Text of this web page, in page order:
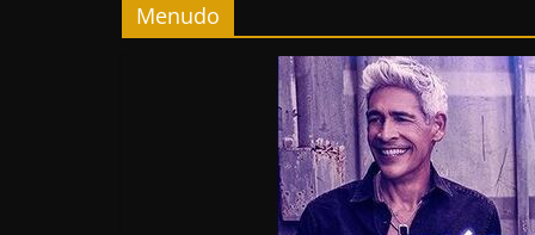
Menudo